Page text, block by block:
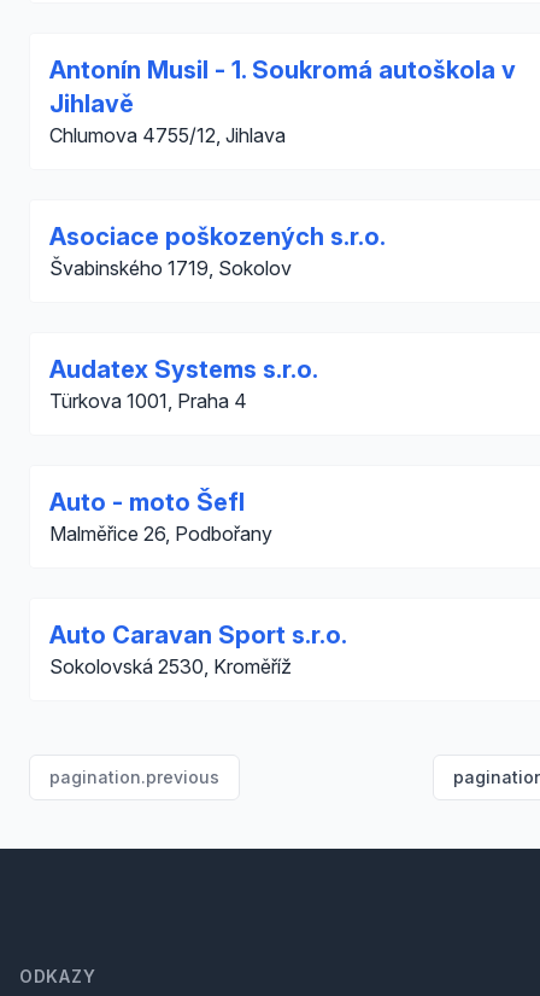
Antonín Musil - 1. Soukromá autoškola v
Jihlavě
Chlumova 4755/12, Jihlava
Asociace poškozených s.r.o.
Švabinského 1719, Sokolov
Audatex Systems s.r.o.
Türkova 1001, Praha 4
Auto - moto Šefl
Malměřice 26, Podbořany
Auto Caravan Sport s.r.o.
Sokolovská 2530, Kroměříž
pagination.previous
ODKAZY